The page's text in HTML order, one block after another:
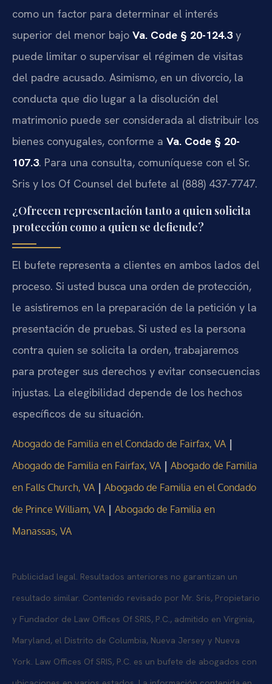
como un factor para determinar el interés
superior del menor bajo Va. Code § 20-124.3y
puede limitar o supervisar el régimen de visitas
del padre acusado. Asimismo, en un divorcio, la
conducta que dio lugar a la disolución del
matrimonio puede ser considerada al distribuir los
bienes conyugales, conforme a Va. Code § 20-
107.3. Para una consulta, comuníquese con el Sr.
Sris y los Of Counsel del bufete al (888) 437-7747.
¿Ofrecen representación tanto a quien solicita
protección como a quien se defiende?
El bufete representa a clientes en ambos lados del
proceso. Si usted busca una orden de protección,
le asistiremos en la preparación de la petición y la
presentación de pruebas. Si usted es la persona
contra quien se solicita la orden, trabajaremos
para proteger sus derechos y evitar consecuencias
injustas. La elegibilidad depende de los hechos
específicos de su situación.
Abogado de Familia en el Condado de Fairfax, VA |
Abogado de Familia en Fairfax, VA | Abogado de Familia
en Falls Church, VA | Abogado de Familia en el Condado
de Prince William, VA | Abogado de Familia en
Manassas, VA
Publicidad legal. Resultados anteriores no garantizan un
resultado similar. Contenido revisado por Mr. Sris, Propietario
y Fundador de Law Offices Of SRIS, P.C., admitido en Virginia,
Maryland, el Distrito de Columbia, Nueva Jersey y Nueva
York. Law Offices Of SRIS, P.C. es un bufete de abogados con